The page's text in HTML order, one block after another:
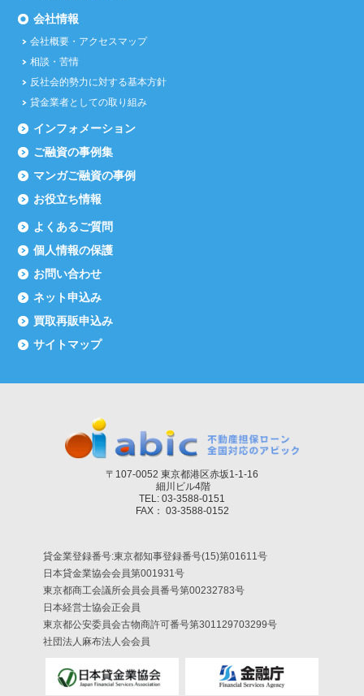
会社情報
会社概要・アクセスマップ
相談・苦情
反社会的勢力に対する基本方針
貸金業者としての取り組み
インフォメーション
ご融資の事例集
マンガご融資の事例
お役立ち情報
よくあるご質問
個人情報の保護
お問い合わせ
ネット申込み
買取再販申込み
サイトマップ
〒107-0052 東京都港区赤坂1-1-16
細川ビル4階
TEL: 03-3588-0151
FAX： 03-3588-0152
貸金業登録番号:東京都知事登録番号(15)第01611号
日本貸金業協会会員第001931号
東京都商工会議所会員会員番号第00232783号
日本経営士協会正会員
東京都公安委員会古物商許可番号第301129703299号
社団法人麻布法人会会員